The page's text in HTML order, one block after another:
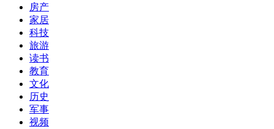
房产
家居
科技
旅游
读书
教育
文化
历史
军事
视频